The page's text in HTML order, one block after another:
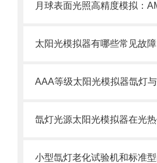
太阳光模拟器有哪些常见故障